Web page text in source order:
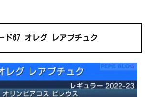
ド67 オレグ レアブチュク